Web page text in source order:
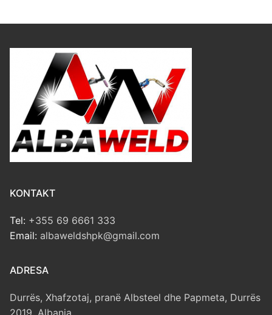
KONTAKT
Tel: +355 69 6661 333
Email: albaweldshpk@gmail.com
ADRESA
Durrës, Xhafzotaj, pranë Albsteel dhe Papmeta, Durrës